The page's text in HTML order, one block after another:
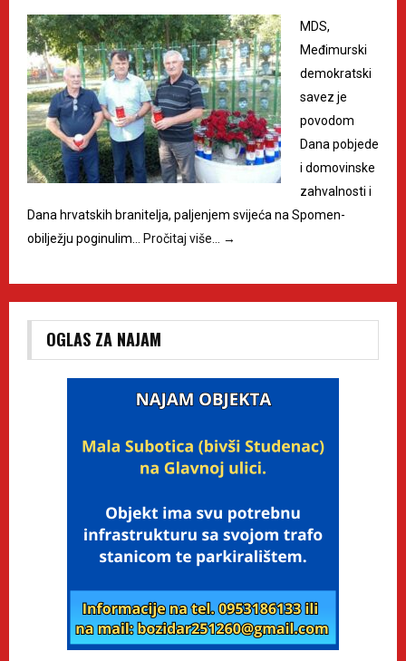
MDS,
Međimurski
demokratski
savez je
povodom
Dana pobjede
i domovinske
zahvalnosti i
Dana hrvatskih branitelja, paljenjem svijeća na Spomen-
obilježju poginulim…
Pročitaj više… →
OGLAS ZA NAJAM